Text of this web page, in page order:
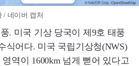
/ 네이버 캡처
. 미국 기상 당국이 제9호 태풍
식어다. 미국 국립기상청(NWS)
역이 1600km 넘게 뻗어 있다고